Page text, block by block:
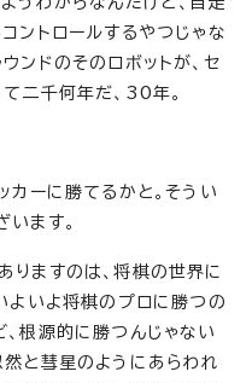
ントロールするやつじゃな
ンドのそのロボットが、セ
二千何年だ、30年。
ーに勝てるかと。そうい
ます。
りますのは、将棋の世界に
よいよ将棋のプロに勝つの
根源的に勝つんじゃない
然と彗星のようにあらわれ